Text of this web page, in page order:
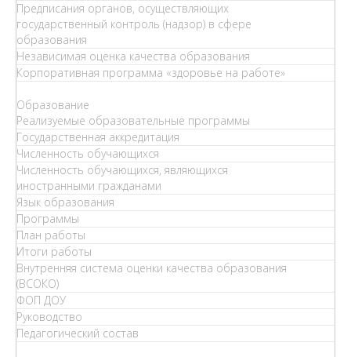
Предписания органов, осуществляющих
государственный контроль (надзор) в сфере
образования
Независимая оценка качества образования
Корпоративная программа «здоровье на работе»
Образование
Реализуемые образовательные программы
Государственная аккредитация
Численность обучающихся
Численность обучающихся, являющихся
иностранными гражданами
Язык образования
Программы
План работы
Итоги работы
Внутренняя система оценки качества образования
(ВСОКО)
ФОП ДОУ
Руководство
Педагогический состав